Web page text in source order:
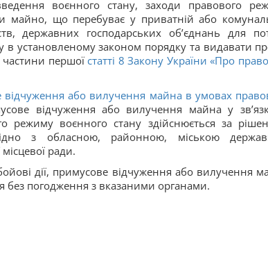
воєнного стану, заходи правового
майно, що перебуває у приватній або
державних господарських об’єднань для
установленому законом порядку та видавати
частини першоїстатті 8 Закону України «Про
або вилучення майна в умовах
відчуження або вилучення майна у
режиму воєнного стану здійснюється за
з обласною, районною, міською
ради.
дії, примусове відчуження або вилучення
без погодження з вказаними органами.